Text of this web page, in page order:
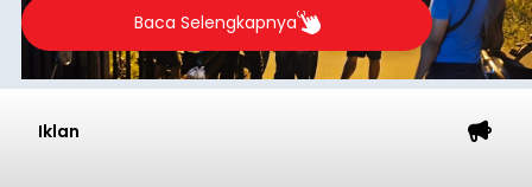
Baca Selengkapnya
Iklan